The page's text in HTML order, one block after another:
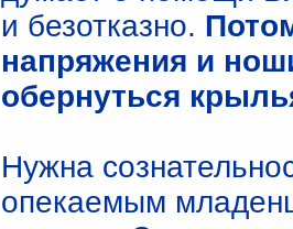
и безотказно.
напряжения и
обернуться
Нужна
опекаемым